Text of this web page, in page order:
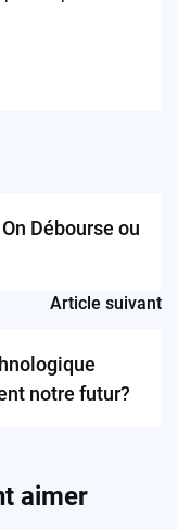
Débourse ou
Article suivant
notre futur?
aimer